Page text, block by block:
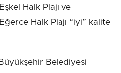
Halk Plajı ve
Halk Plajı “iyi” kalite
Belediyesi